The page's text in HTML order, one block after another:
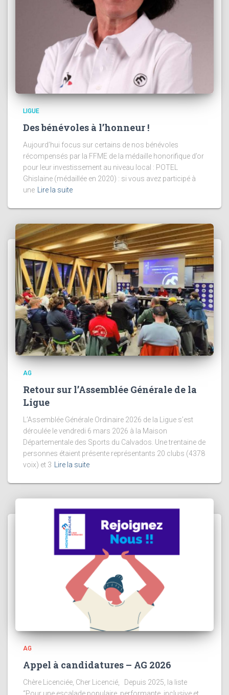
LIGUE
Des bénévoles à l’honneur !
Aujourd’hui focus sur certains de nos bénévoles
récompensés par la FFME de la médaille honorifique d’or
pour leur investissement au niveau local : POTEL
Ghislaine (médaillée en 2020) : si vous avez participé à
une
Lire la suite
AG
Retour sur l’Assemblée Générale de la
Ligue
L’Assemblée Générale Ordinaire 2026 de la Ligue s’est
déroulée le vendredi 6 mars 2026 à la Maison
Départementale des Sports du Calvados. Une trentaine de
personnes étaient présente représentants 20 clubs (4378
voix) et 3 Lire la suite
AG
Appel à candidatures – AG 2026
Chère Licenciée, Cher Licencié, Depuis 2025, la liste